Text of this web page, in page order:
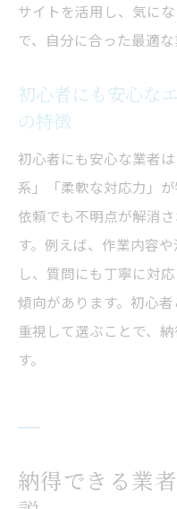
信頼できるエ
エアコンクリ
口コミや実績
ング業者選定
エアコンクリ
注意点
見積もり時に
ング業者の対
料金やサービス内
エアコンク
サイトを活用し、気に
で、自分に合った最適な
初心者にも安心な
の特徴
初心者にも安心な業者
系」「柔軟な対応力」
依頼でも不明点が解消
す。例えば、作業内容
し、質問にも丁寧に対
傾向があります。初心
重視して選ぶことで、
す。
納得できる業